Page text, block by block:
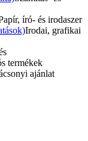
író- és irodaszer
Irodai, grafikai
termékek
ajánlat